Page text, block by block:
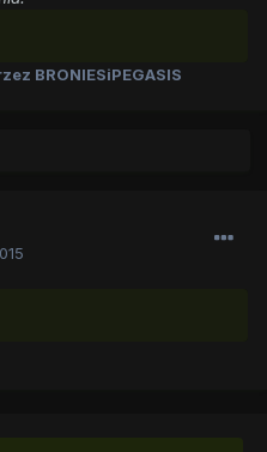
BRONIESiPEGASIS